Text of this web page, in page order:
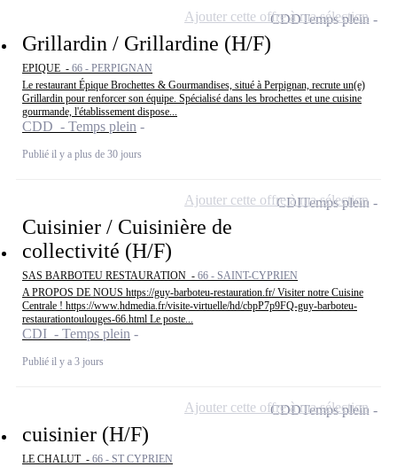
Grillardin / Grillardine (H/F)
EPIQUE - 66 - PERPIGNAN
Le restaurant Épique Brochettes & Gourmandises, situé à Perpignan, recrute un(e)
Grillardin pour renforcer son équipe. Spécialisé dans les brochettes et une cuisine
gourmande, l'établissement dispose...
CDD - Temps plein
Publié il y a plus de 30 jours
CDDTemps plein
Ajouter cette offre à ma sélection
Cuisinier / Cuisinière de
collectivité (H/F)
SAS BARBOTEU RESTAURATION - 66 - SAINT-CYPRIEN
A PROPOS DE NOUS https://guy-barboteu-restauration.fr/ Visiter notre Cuisine
Centrale ! https://www.hdmedia.fr/visite-virtuelle/hd/cbpP7p9FQ-guy-barboteu-
restaurationtoulouges-66.html Le poste...
CDI - Temps plein
Publié il y a 3 jours
CDITemps plein
Ajouter cette offre à ma sélection
cuisinier (H/F)
LE CHALUT - 66 - ST CYPRIEN
CDDTemps plein
Ajouter cette offre à ma sélection